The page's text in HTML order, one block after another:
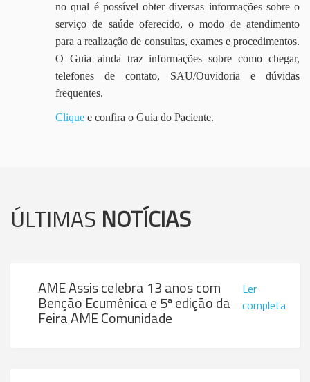
no qual é possível obter diversas informações sobre o
serviço de saúde oferecido, o modo de atendimento
para a realização de consultas, exames e procedimentos.
O Guia ainda traz informações sobre como chegar,
telefones de contato, SAU/Ouvidoria e dúvidas
frequentes.
Clique e confira o Guia do Paciente.
ÚLTIMAS NOTÍCIAS
AME Assis celebra 13 anos com
Benção Ecumênica e 5ª edição da
Feira AME Comunidade
Ler
completa